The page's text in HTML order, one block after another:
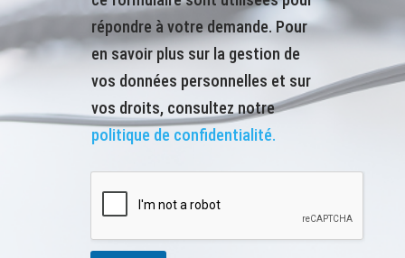
répondre à votre demande. Pour
en savoir plus sur la gestion de
vos données personnelles et sur
vos droits, consultez notre
politique de confidentialité.